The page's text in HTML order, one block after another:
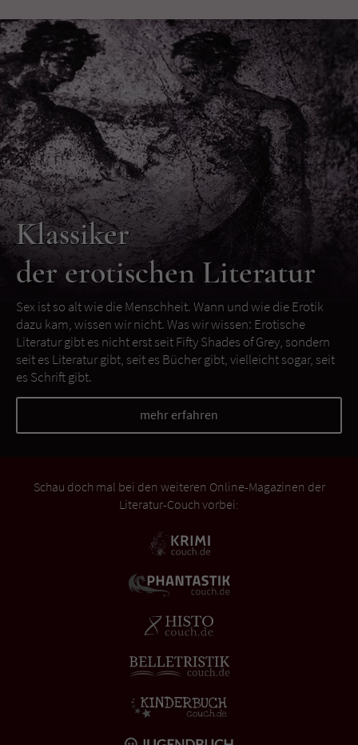
Klassiker
der erotischen Literatur
Sex ist so alt wie die Menschheit. Wann und wie die Erotik
dazu kam, wissen wir nicht. Was wir wissen: Erotische
Literatur gibt es nicht erst seit Fifty Shades of Grey, sondern
seit es Literatur gibt, seit es Bücher gibt, vielleicht sogar, seit
es Schrift gibt.
mehr erfahren
Schau doch mal bei den weiteren Online-Magazinen der
Literatur-Couch vorbei: